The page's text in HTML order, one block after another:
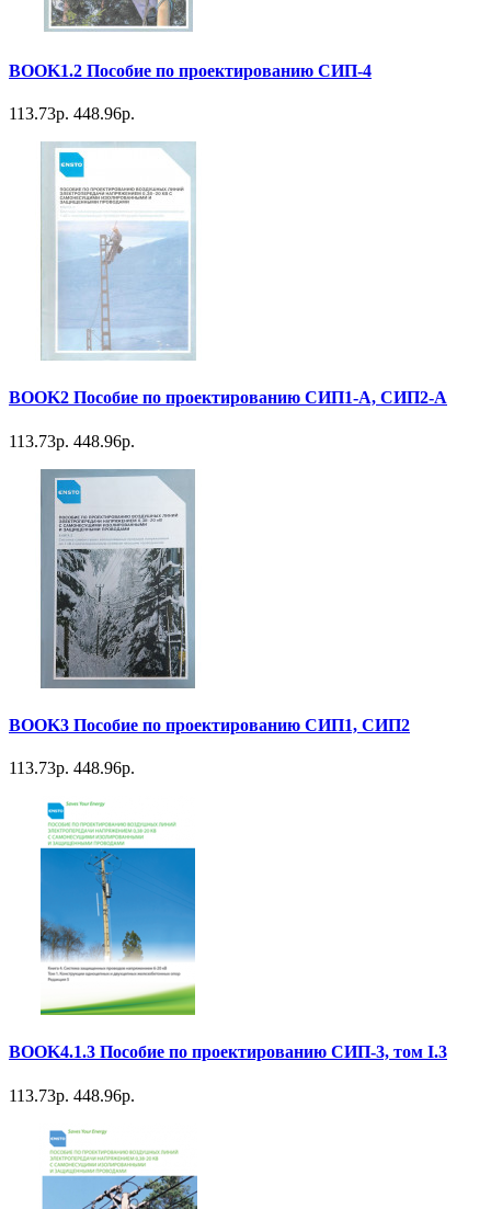
BOOK1.2 Пособие по проектированию СИП-4
113.73р. 448.96р.
BOOK2 Пособие по проектированию СИП1-А, СИП2-А
113.73р. 448.96р.
BOOK3 Пособие по проектированию СИП1, СИП2
113.73р. 448.96р.
BOOK4.1.3 Пособие по проектированию СИП-3, том I.3
113.73р. 448.96р.